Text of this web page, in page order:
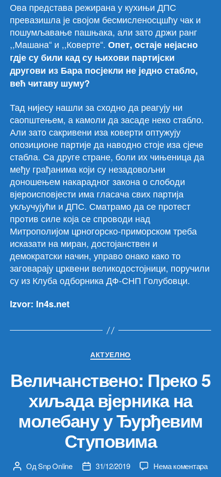
Ова представа режирана у кухињи ДПС
превазишла је својом бесмисленосцшћу чак и
пошумљавање пашњака, али зато држи ранг
,,Машана“ и ,,Коверте“. Опет, остаје нејасно
гдје су били кад су њихови партијски
другови из Бара посјекли не једно стабло,
већ читаву шуму?
Тад нијесу нашли за сходно да реагују ни
саопштењем, а камоли да засаде неко стабло.
Али зато сакривени иза коверти оптужују
опозиционе партије да наводно стоје иза сјече
стабла. Са друге стране, боли их чињеница да
међу грађанима који су незадовољни
доношењем накарадног закона о слободи
вјероисповјести има гласача свих партија
укључујући и ДПС. Сматрамо да се протест
против силе која се спроводи над
Митрополијом црногорско-приморском треба
исказати на миран, достојанствен и
демократски начин, управо онако како то
заговарају црквени великодостојници, поручили
су из Клуба одборника ДФ-СНП Голубовци.
Izvor: In4s.net
Категорије
АКТУЕЛНО
Величанствено: Преко 5
хиљада вјерника на
молебану у Ђурђевим
Ступовима
Аутор
ОдSnp Online
Датум31/12/2019 Нема коментарана